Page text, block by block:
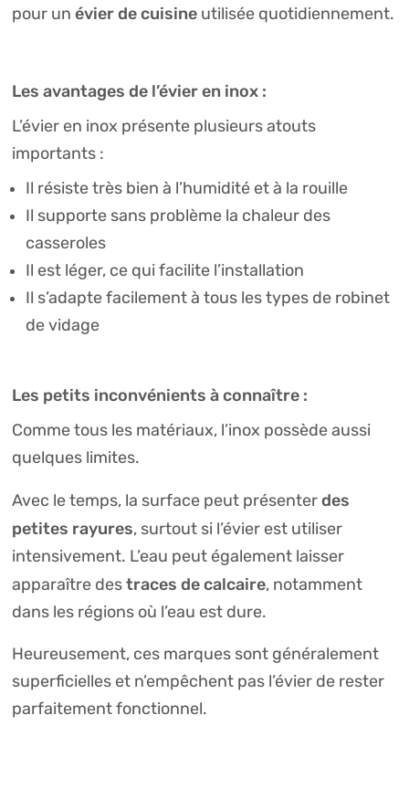
pour un évier de cuisineutilisée quotidiennement.
Les avantages de l’évier en inox :
L’évier en inox présente plusieurs atouts
importants :
Il résiste très bien à l’humidité et à la rouille
Il supporte sans problème la chaleur des
casseroles
Il est léger, ce qui facilite l’installation
Il s’adapte facilement à tous les types de robinet
de vidage
Les petits inconvénients à connaître :
Comme tous les matériaux, l’inox possède aussi
quelques limites.
Avec le temps, la surface peut présenterdes
petites rayures, surtout si l’évier est utiliser
intensivement. L’eau peut également laisser
apparaître destraces de calcaire, notamment
dans les régions où l’eau est dure.
Heureusement, ces marques sont généralement
superficielles et n’empêchent pas l’évier de rester
parfaitement fonctionnel.